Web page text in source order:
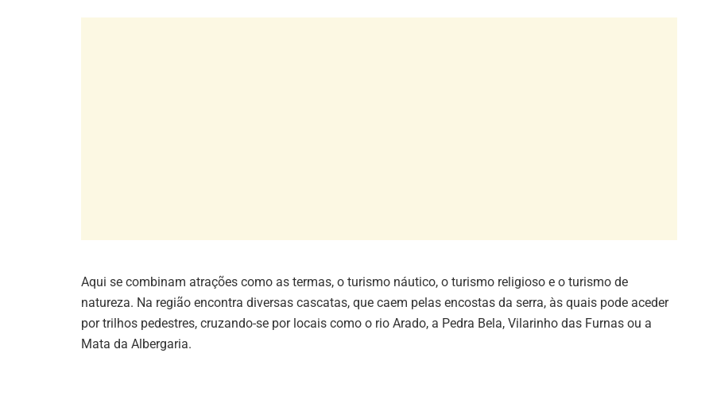
por trilhos pedestres, cruzando-se por locais como o rio Arado, a Pedra Bela, Vilarinho das Furnas ou a
Mata da Albergaria.